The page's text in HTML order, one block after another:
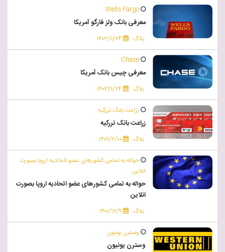
Wells Fargo
معرفی بانک ولز فارگو آمریکا
بلاگ ۱۴۰۳/۱/۲۴
Chase
معرفی چیس بانک آمریکا
بلاگ ۱۴۰۳/۱/۲۴
زراعت بانک تررکیه
زراعت بانک تررکیه
بلاگ ۱۴۰۲/۶/۱۰
حواله به تمامی کشورهای عضو اتحادیه اروپا بصورت
انلاین
حواله به تمامی کشورهای عضو اتحادیه اروپا بصورت
انلاین
بلاگ ۱۴۰۱/۱۲/۹
وسترن یونیون
وسترن یونیون